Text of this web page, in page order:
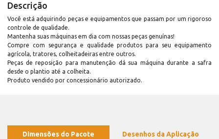
Descrição
Você está adquirindo peças e equipamentos que passam por um rigoroso
controle de qualidade.
Mantenha suas máquinas em dia com nossas peças genuínas!
Compre com segurança e qualidade produtos para seu equipamento
agrícola, tratores, colheitadeiras entre outros.
Peças de reposição para manutenção dá sua máquina durante a safra
desde o plantio até a colheita.
Produto vendido por concessionário autorizado.
Dimensões do Pacote Desenhos da Aplicação